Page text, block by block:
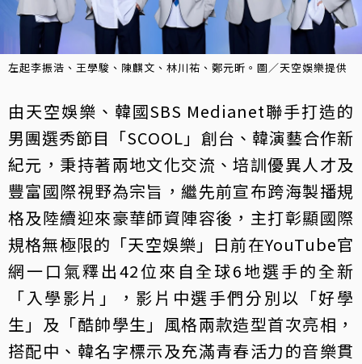
左起李振浩、王學駿、陳麒文、林川祐、鄭元昕。圖／天空娛樂提供
由天空娛樂、韓國SBS Medianet聯手打造的
男團選秀節目「SCOOL」創台、韓演藝合作新
紀元，秉持著兩地文化交流、培訓優異人才及
豐富國際視野為宗旨，繼先前宣布跨海製播規
格及陸續迎來豪華師資陣容後，主打彰顯國際
規格無極限的「天空娛樂」日前在YouTube官
網一口氣釋出42位來自全球6地選手的全新
「入學影片」，影片中選手們分別以「好學
生」及「酷帥學生」風格兩款造型首次亮相，
搭配中、韓名字標示及充滿青春活力的音樂貫